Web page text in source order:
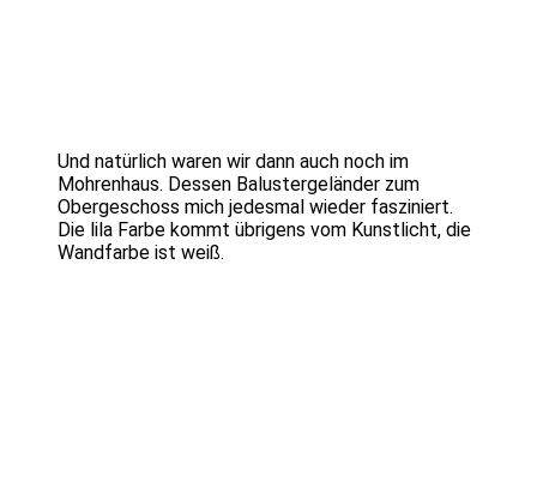
Und natürlich waren wir dann auch noch im
Mohrenhaus. Dessen Balustergeländer zum
Obergeschoss mich jedesmal wieder fasziniert.
Die lila Farbe kommt übrigens vom Kunstlicht, die
Wandfarbe ist weiß.